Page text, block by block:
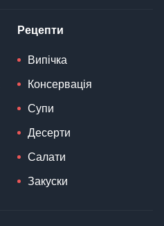
Рецепти
Випічка
Консервація
Супи
Десерти
Салати
Закуски